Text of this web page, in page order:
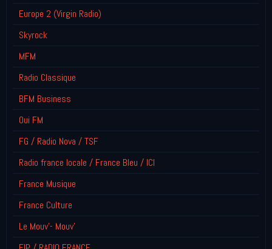
Europe 2 (Virgin Radio)
Skyrock
MFM
Radio Classique
BFM Business
Oui FM
FG / Radio Nova / TSF
Radio france locale / France Bleu / ICI
France Musique
France Culture
Le Mouv'- Mouv'